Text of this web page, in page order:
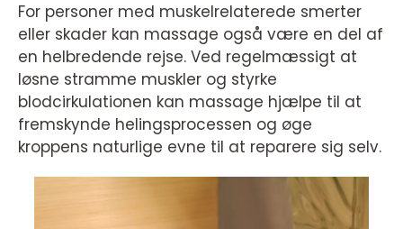
For personer med muskelrelaterede smerter
eller skader kan massage også være en del af
en helbredende rejse. Ved regelmæssigt at
løsne stramme muskler og styrke
blodcirkulationen kan massage hjælpe til at
fremskynde helingsprocessen og øge
kroppens naturlige evne til at reparere sig selv.